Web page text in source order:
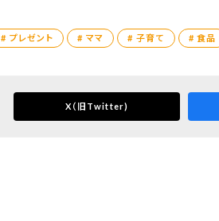
# プレゼント # ママ # 子育て # 食品
X （旧Twitter)